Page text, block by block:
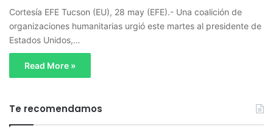
Cortesía EFE Tucson (EU), 28 may (EFE).- Una coalición de
organizaciones humanitarias urgió este martes al presidente de
Estados Unidos,…
Read More »
Te recomendamos